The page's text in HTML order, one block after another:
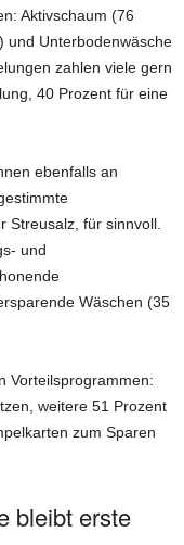
Aktivschaum (76
und Unterbodenwäsche
zahlen viele gern
40 Prozent für eine
ebenfalls an
Streusalz, für sinnvoll.
und
Wäschen (35
Vorteilsprogrammen:
weitere 51 Prozent
zum Sparen
bleibt erste